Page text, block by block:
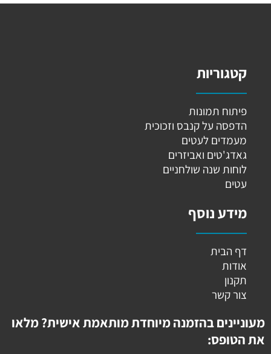
קטגוריות
פיתוח תמונות
הדפסה על קנבס וזכוכית
מעמדים לעטים
גאדג'טים ואביזרים
לוחות שנה שולחניים
עטים
מידע נוסף
דף הבית
אודות
תקנון
צור קשר
מעוניינים בהזמנה מיוחדת מותאמת אישית? מלאו
את הטופס: